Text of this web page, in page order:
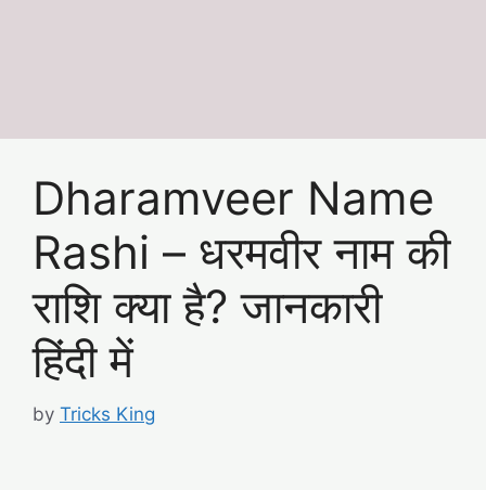
Dharamveer Name
Rashi – धरमवीर नाम की
राशि क्या है? जानकारी
हिंदी में
by Tricks King